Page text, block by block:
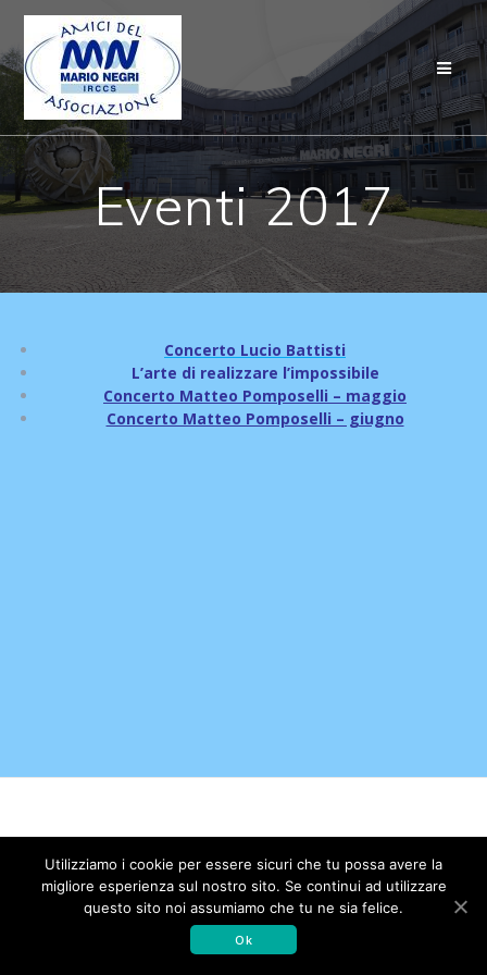
Eventi 2017
Concerto Lucio Battisti
L’arte di realizzare l’impossibile
Concerto Matteo Pomposelli – maggio
Concerto Matteo Pomposelli – giugno
© 2026 Associazione Amici dell'Istituto di Ricerche
Farmacologiche Mario Negri. Realizzato con WordPress e con il
temaMesmerize
Utilizziamo i cookie per essere sicuri che tu possa avere la
migliore esperienza sul nostro sito. Se continui ad utilizzare
questo sito noi assumiamo che tu ne sia felice.
Ok